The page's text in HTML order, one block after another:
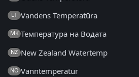
LT Vandens Temperatūra
MK Температура на Водата
NZ New Zealand Watertemp
NO Vanntemperatur